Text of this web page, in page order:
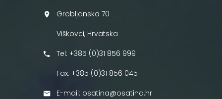
Grobljanska 70
Viškovci, Hrvatska
Tel: +385 (0)31 856 999
Fax: +385 (0)31 856 045
E-mail: osatina@osatina.hr